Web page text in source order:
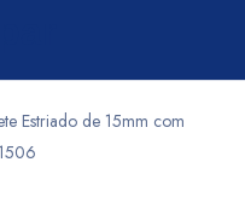
Estriado de 15mm com